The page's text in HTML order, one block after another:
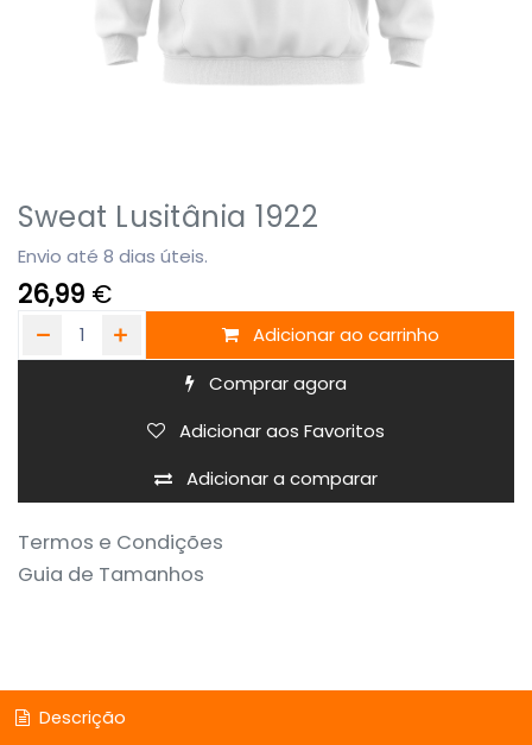
Sweat Lusitânia 1922
Envio até 8 dias úteis.
26,99 €
Adicionar ao carrinho
Comprar agora
Adicionar a comparar
Adicionar aos Favoritos
Termos e Condições
Guia de Tamanhos
Descrição